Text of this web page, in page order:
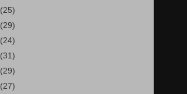
(25)
(29)
(24)
(31)
(29)
(27)